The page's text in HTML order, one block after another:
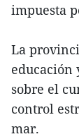
impuesta
La
educación
sobre el
control
mar.